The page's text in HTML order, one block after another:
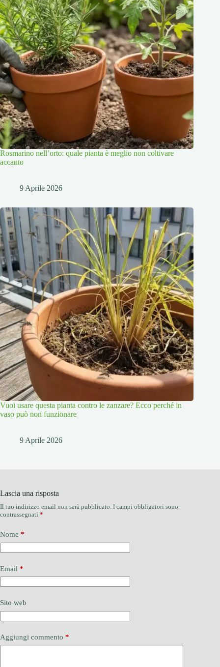
Rosmarino nell’orto: quale pianta è meglio non coltivare
accanto
9 Aprile 2026
Vuoi usare questa pianta contro le zanzare? Ecco perché in
vaso può non funzionare
9 Aprile 2026
Lascia una risposta
Il tuo indirizzo email non sarà pubblicato. I campi obbligatori sono
contrassegnati *
Nome *
Email *
Sito web
Aggiungi commento *